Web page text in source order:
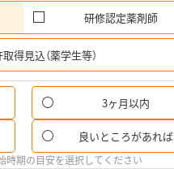
研修認定薬剤師
得見込（薬学生等）
3ヶ月以内
良いところがあれば
時期の目安を選択してください